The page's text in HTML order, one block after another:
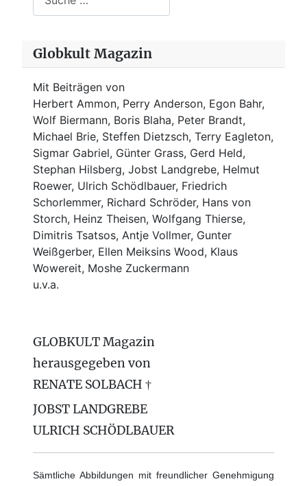
Globkult Magazin
Mit Beiträgen von
Herbert Ammon, Perry Anderson, Egon Bahr,
Wolf Biermann, Boris Blaha, Peter Brandt,
Michael Brie, Steffen Dietzsch, Terry Eagleton,
Sigmar Gabriel, Günter Grass, Gerd Held,
Stephan Hilsberg, Jobst Landgrebe, Helmut
Roewer, Ulrich Schödlbauer, Friedrich
Schorlemmer, Richard Schröder, Hans von
Storch, Heinz Theisen, Wolfgang Thierse,
Dimitris Tsatsos, Antje Vollmer, Gunter
Weißgerber, Ellen Meiksins Wood, Klaus
Wowereit, Moshe Zuckermann
u.v.a.
GLOBKULT Magazin
herausgegeben von
RENATE SOLBACH †
JOBST LANDGREBE
ULRICH SCHÖDLBAUER
Sämtliche Abbildungen mit freundlicher Genehmigung